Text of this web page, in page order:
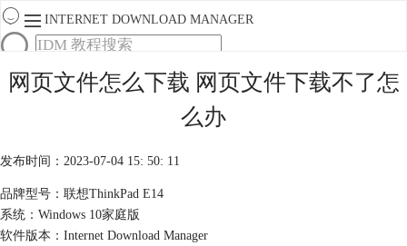
INTERNET DOWNLOAD MANAGER
首页
产品
购买
网页文件怎么下载 网页文件下载不了怎
么办
发布时间：2023-07-04 15: 50: 11
品牌型号：联想ThinkPad E14
系统：Windows 10家庭版
软件版本：Internet Download Manager